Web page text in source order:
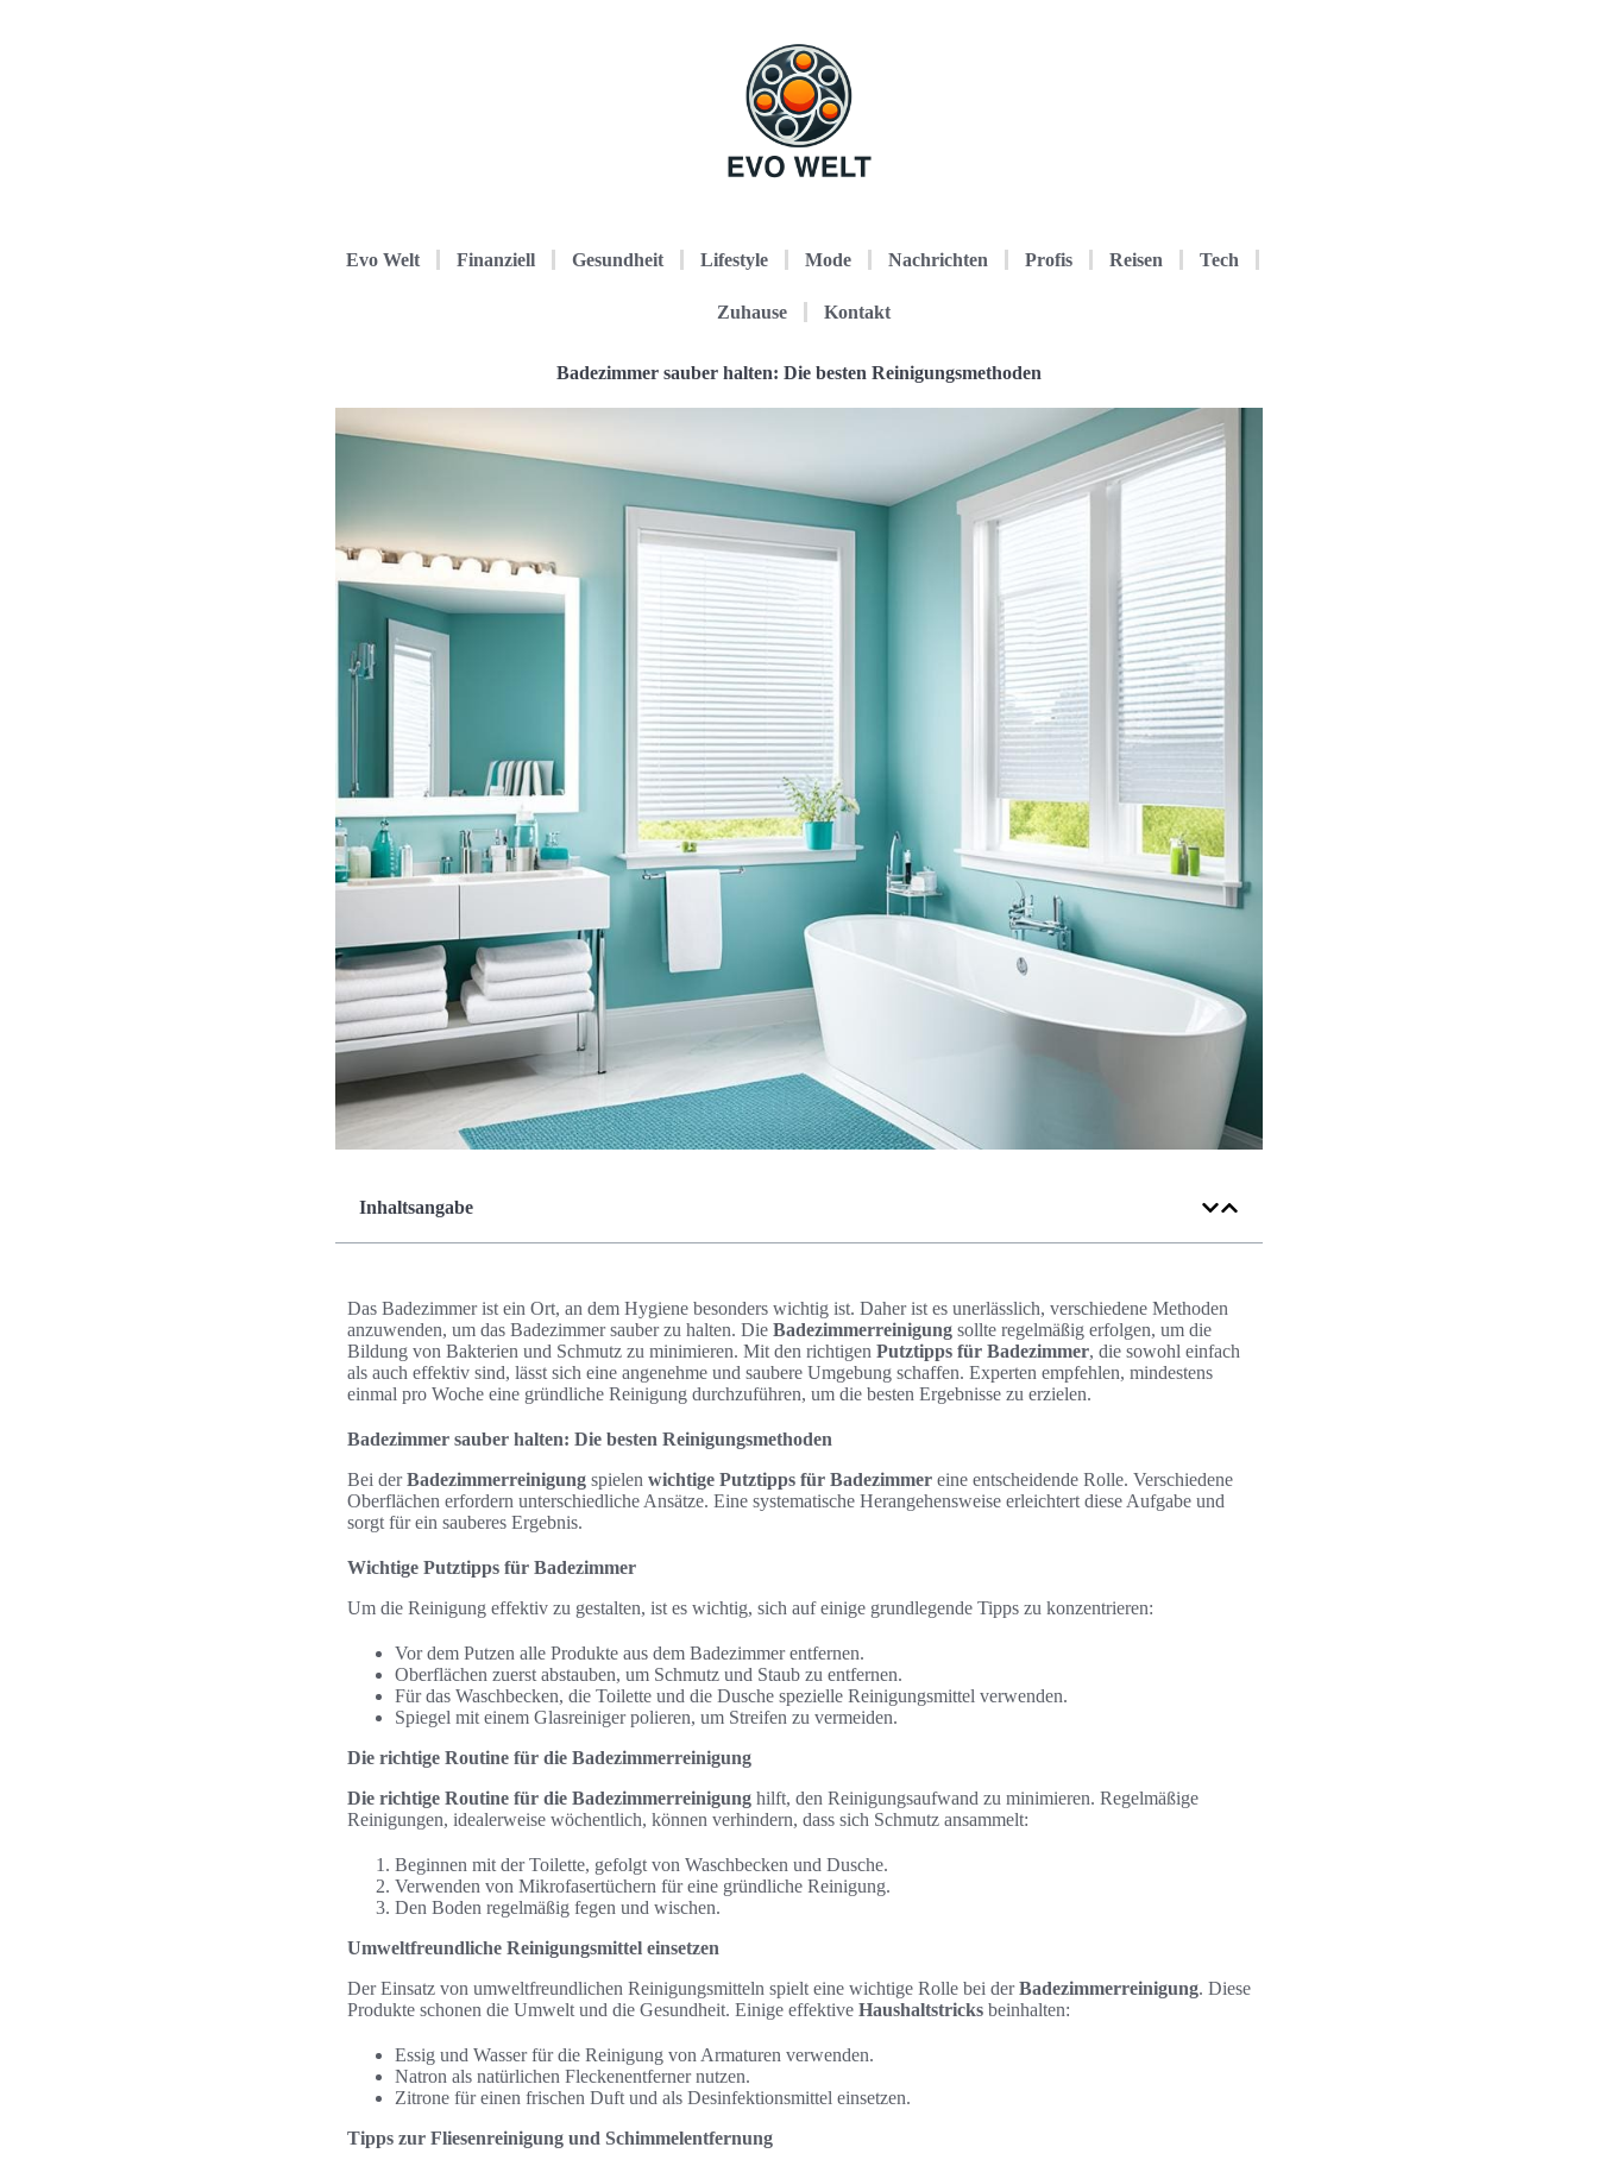
Evo Welt Finanziell Gesundheit Lifestyle Mode Nachrichten Profis Reisen Tech
Zuhause Kontakt
Badezimmer sauber halten: Die besten Reinigungsmethoden
Inhaltsangabe
Das Badezimmer ist ein Ort, an dem Hygiene besonders wichtig ist. Daher ist es unerlässlich, verschiedene Methoden
anzuwenden, um das Badezimmer sauber zu halten. Die Badezimmerreinigung sollte regelmäßig erfolgen, um die
Bildung von Bakterien und Schmutz zu minimieren. Mit den richtigen Putztipps für Badezimmer, die sowohl einfach
als auch effektiv sind, lässt sich eine angenehme und saubere Umgebung schaffen. Experten empfehlen, mindestens
einmal pro Woche eine gründliche Reinigung durchzuführen, um die besten Ergebnisse zu erzielen.
Badezimmer sauber halten: Die besten Reinigungsmethoden
Bei derBadezimmerreinigung spielen wichtige Putztipps für Badezimmer eine entscheidende Rolle. Verschiedene
Oberflächen erfordern unterschiedliche Ansätze. Eine systematische Herangehensweise erleichtert diese Aufgabe und
sorgt für ein sauberes Ergebnis.
Wichtige Putztipps für Badezimmer
Um die Reinigung effektiv zu gestalten, ist es wichtig, sich auf einige grundlegende Tipps zu konzentrieren:
Vor dem Putzen alle Produkte aus dem Badezimmer entfernen.
Oberflächen zuerst abstauben, um Schmutz und Staub zu entfernen.
Für das Waschbecken, die Toilette und die Dusche spezielle Reinigungsmittel verwenden.
Spiegel mit einem Glasreiniger polieren, um Streifen zu vermeiden.
Die richtige Routine für die Badezimmerreinigung
Die richtige Routine für die Badezimmerreinigung hilft, den Reinigungsaufwand zu minimieren. Regelmäßige
Reinigungen, idealerweise wöchentlich, können verhindern, dass sich Schmutz ansammelt:
Beginnen mit der Toilette, gefolgt von Waschbecken und Dusche.
Verwenden von Mikrofasertüchern für eine gründliche Reinigung.
Den Boden regelmäßig fegen und wischen.
Umweltfreundliche Reinigungsmittel einsetzen
Der Einsatz von umweltfreundlichen Reinigungsmitteln spielt eine wichtige Rolle bei derBadezimmerreinigung. Diese
Produkte schonen die Umwelt und die Gesundheit. Einige effektive Haushaltstricks beinhalten:
Essig und Wasser für die Reinigung von Armaturen verwenden.
Natron als natürlichen Fleckenentferner nutzen.
Zitrone für einen frischen Duft und als Desinfektionsmittel einsetzen.
Tipps zur Fliesenreinigung und Schimmelentfernung